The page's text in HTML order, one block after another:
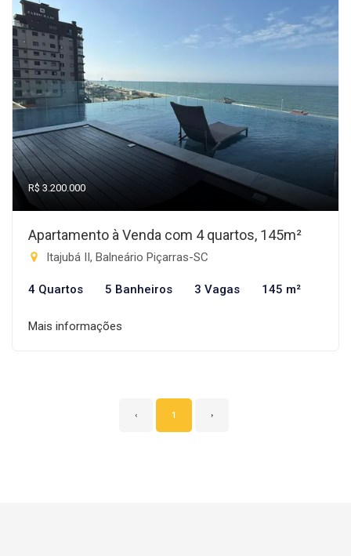
R$ 3.200.000
Apartamento à Venda com 4 quartos, 145m²
Itajubá II, Balneário Piçarras-SC
4 Quartos 5 Banheiros 3 Vagas 145 m²
Mais informações
‹ 1 ›